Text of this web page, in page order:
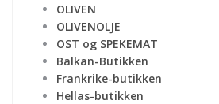
OLIVEN
OLIVENOLJE
OST og SPEKEMAT
Balkan-Butikken
Frankrike-butikken
Hellas-butikken